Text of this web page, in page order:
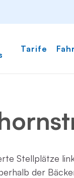
Tarife
Stellplätze
der